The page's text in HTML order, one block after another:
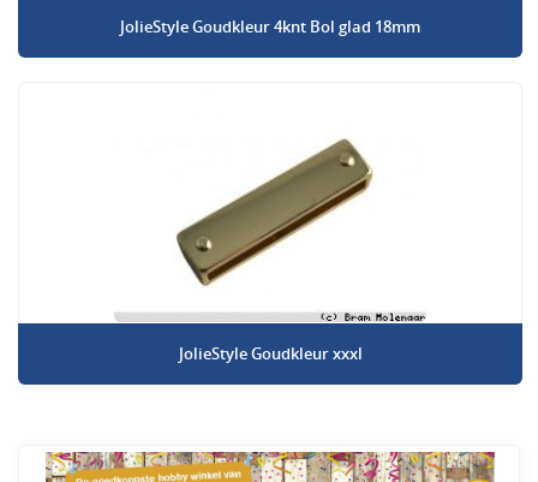
JolieStyle Goudkleur 4knt Bol glad 18mm
JolieStyle Goudkleur xxxl